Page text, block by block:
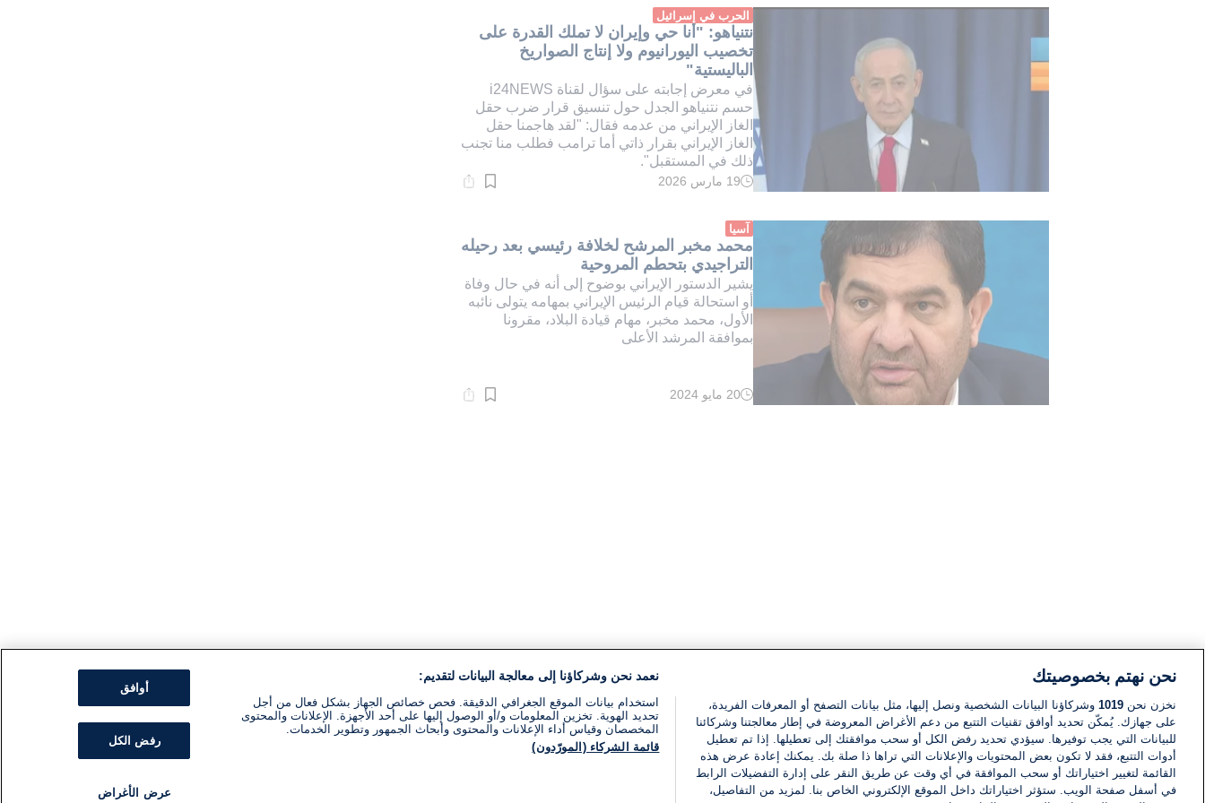
دقيقة.
الحرب في إسرائيل
نتنياهو: "أنا حي وإيران لا تملك القدرة على
تخصيب اليورانيوم ولا إنتاج الصواريخ
الباليستية"
في معرض إجابته على سؤال لقناة i24NEWS
حسم نتنياهو الجدل حول تنسيق قرار ضرب حقل
الغاز الإيراني من عدمه فقال: "لقد هاجمنا حقل
الغاز الإيراني بقرار ذاتي أما ترامب فطلب منا تجنب
ذلك في المستقبل".
وقت
دقيقة.
19 مارس 2026
آسيا
محمد مخبر المرشح لخلافة رئيسي بعد رحيله
التراجيدي بتحطم المروحية
يشير الدستور الإيراني بوضوح إلى أنه في حال وفاة
أو استحالة قيام الرئيس الإيراني بمهامه يتولى نائبه
الأول، محمد مخبر، مهام قيادة البلاد، مقرونا
بموافقة المرشد الأعلى
وقت
20 مايو 2024
نحن نهتم بخصوصيتك
نخزن نحن 1019 وشركاؤنا البيانات الشخصية ونصل إليها، مثل بيانات التصفح أو المعرفات الفريدة،
على جهازك. يُمكّن تحديد أوافق تقنيات التتبع من دعم الأغراض المعروضة في إطار معالجتنا وشركائنا
للبيانات التي يجب توفيرها. سيؤدي تحديد رفض الكل أو سحب موافقتك إلى تعطيلها. إذا تم تعطيل
أدوات التتبع، فقد لا تكون بعض المحتويات والإعلانات التي تراها ذا صلة بك. يمكنك إعادة عرض هذه
القائمة لتغيير اختياراتك أو سحب الموافقة في أي وقت عن طريق النقر على إدارة التفضيلات الرابط
في أسفل صفحة الويب. ستؤثر اختياراتك داخل الموقع الإلكتروني الخاص بنا. لمزيد من التفاصيل،
نعمد نحن وشركاؤنا إلى معالجة البيانات لتقديم:
استخدام بيانات الموقع الجغرافي الدقيقة. فحص خصائص الجهاز بشكل فعال من أجل
تحديد الهوية. تخزين المعلومات و/أو الوصول إليها على أحد الأجهزة. الإعلانات والمحتوى
المخصصان وقياس أداء الإعلانات والمحتوى وأبحاث الجمهور وتطوير الخدمات.
قائمة الشركاء (المورّدون)
أوافق
رفض الكل
عرض الأغراض